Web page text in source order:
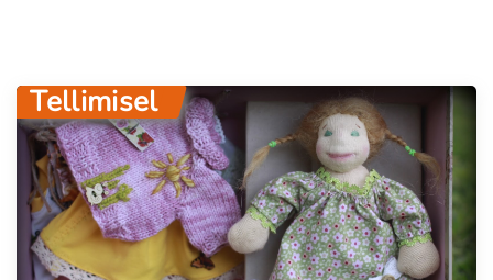
Tellimisel